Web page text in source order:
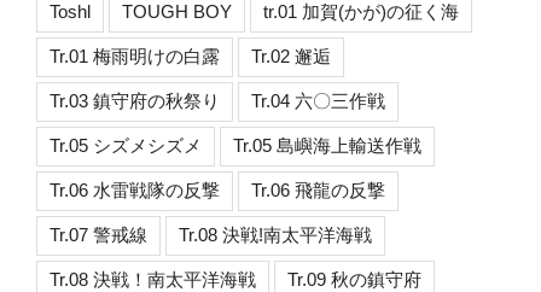
Toshl TOUGH BOY tr.01 加賀(かが)の征く海
Tr.01 梅雨明けの白露 Tr.02 邂逅
Tr.03 鎮守府の秋祭り Tr.04 六〇三作戦
Tr.05 シズメシズメ Tr.05 島嶼海上輸送作戦
Tr.06 水雷戦隊の反撃 Tr.06 飛龍の反撃
Tr.07 警戒線 Tr.08 決戦!南太平洋海戦
Tr.08 決戦！南太平洋海戦 Tr.09 秋の鎮守府